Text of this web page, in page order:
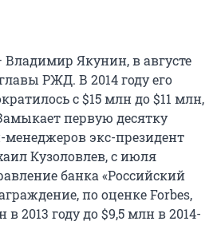
Владимир Якунин, в августе
РЖД. В 2014 году его
с $15 млн до $11 млн,
первую десятку
экс-президент
Кузоловлев, с июля
банка «Российский
по оценке Forbes,
в 2013 году до $9,5 млн в 2014-